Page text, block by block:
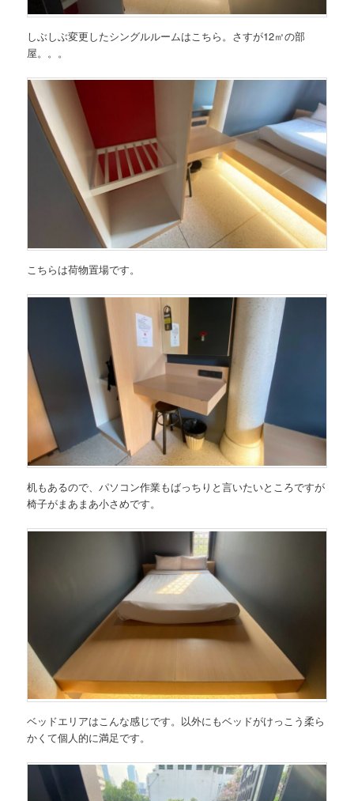
しぶしぶ変更したシングルルームはこちら。さすが12㎡の部
屋。。。
こちらは荷物置場です。
机もあるので、パソコン作業もばっちりと言いたいところですが
椅子がまあまあ小さめです。
ベッドエリアはこんな感じです。以外にもベッドがけっこう柔ら
かくて個人的に満足です。